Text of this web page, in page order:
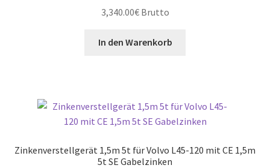
3,340.00€Brutto
In den Warenkorb
Zinkenverstellgerät 1,5m 5t für Volvo L45-120 mit CE 1,5m
5t SE Gabelzinken